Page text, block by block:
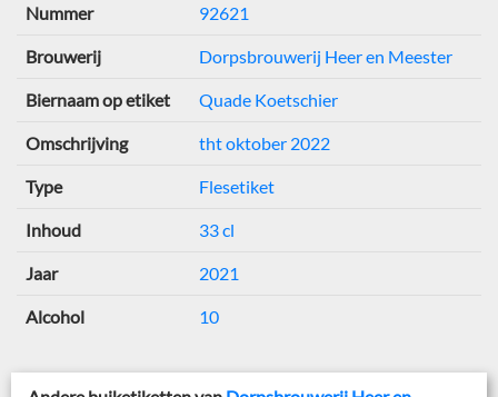
Nummer
92621
Brouwerij Dorpsbrouwerij Heer en Meester
Biernaam op etiket Quade Koetschier
Omschrijving tht oktober 2022
Type Flesetiket
Inhoud 33 cl
Jaar 2021
Alcohol 10